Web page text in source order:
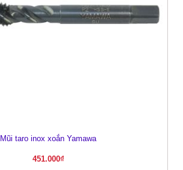
Mũi taro inox xoắn Yamawa
451.000₫